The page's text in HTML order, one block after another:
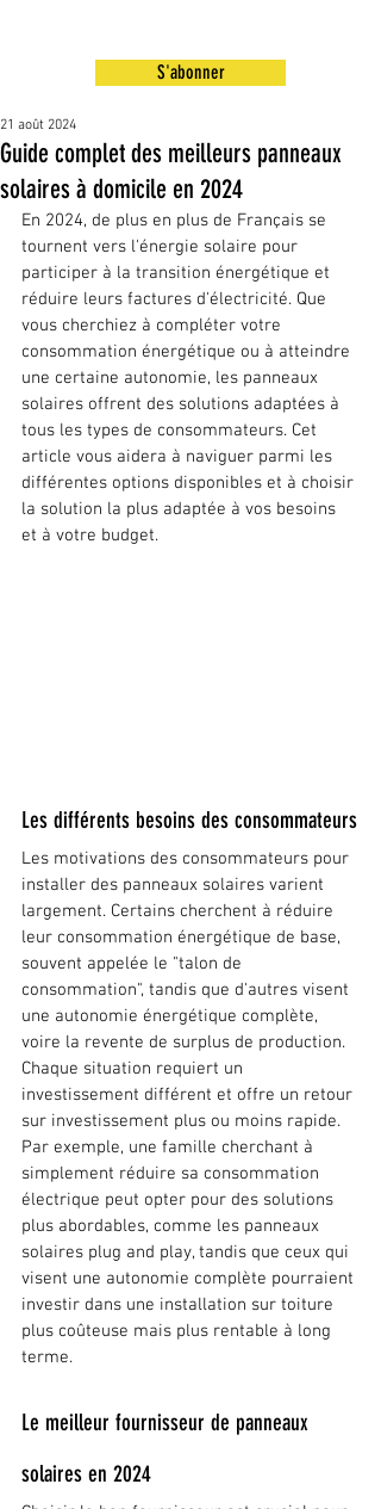
S'abonner
Guide complet des meilleurs panneaux
solaires à domicile en 2024
21 août 2024
En 2024, de plus en plus de Français se
tournent vers l'énergie solaire pour
participer à la transition énergétique et
réduire leurs factures d'électricité. Que
vous cherchiez à compléter votre
consommation énergétique ou à atteindre
une certaine autonomie, les panneaux
solaires offrent des solutions adaptées à
tous les types de consommateurs. Cet
article vous aidera à naviguer parmi les
différentes options disponibles et à choisir
la solution la plus adaptée à vos besoins
et à votre budget.
Les différents besoins des consommateurs
Les motivations des consommateurs pour
installer des panneaux solaires varient
largement. Certains cherchent à réduire
leur consommation énergétique de base,
souvent appelée le "talon de
consommation", tandis que d'autres visent
une autonomie énergétique complète,
voire la revente de surplus de production.
Chaque situation requiert un
investissement différent et offre un retour
sur investissement plus ou moins rapide.
Par exemple, une famille cherchant à
simplement réduire sa consommation
électrique peut opter pour des solutions
plus abordables, comme les panneaux
solaires plug and play, tandis que ceux qui
visent une autonomie complète pourraient
investir dans une installation sur toiture
plus coûteuse mais plus rentable à long
terme.
Le meilleur fournisseur de panneaux
solaires en 2024